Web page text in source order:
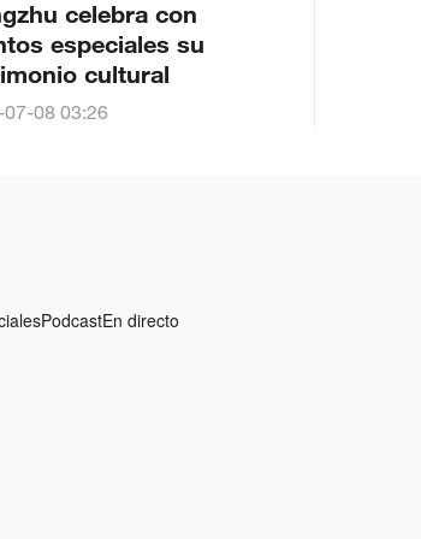
celebra con
especiales su
cultural
08 03:26
PodcastEn directo